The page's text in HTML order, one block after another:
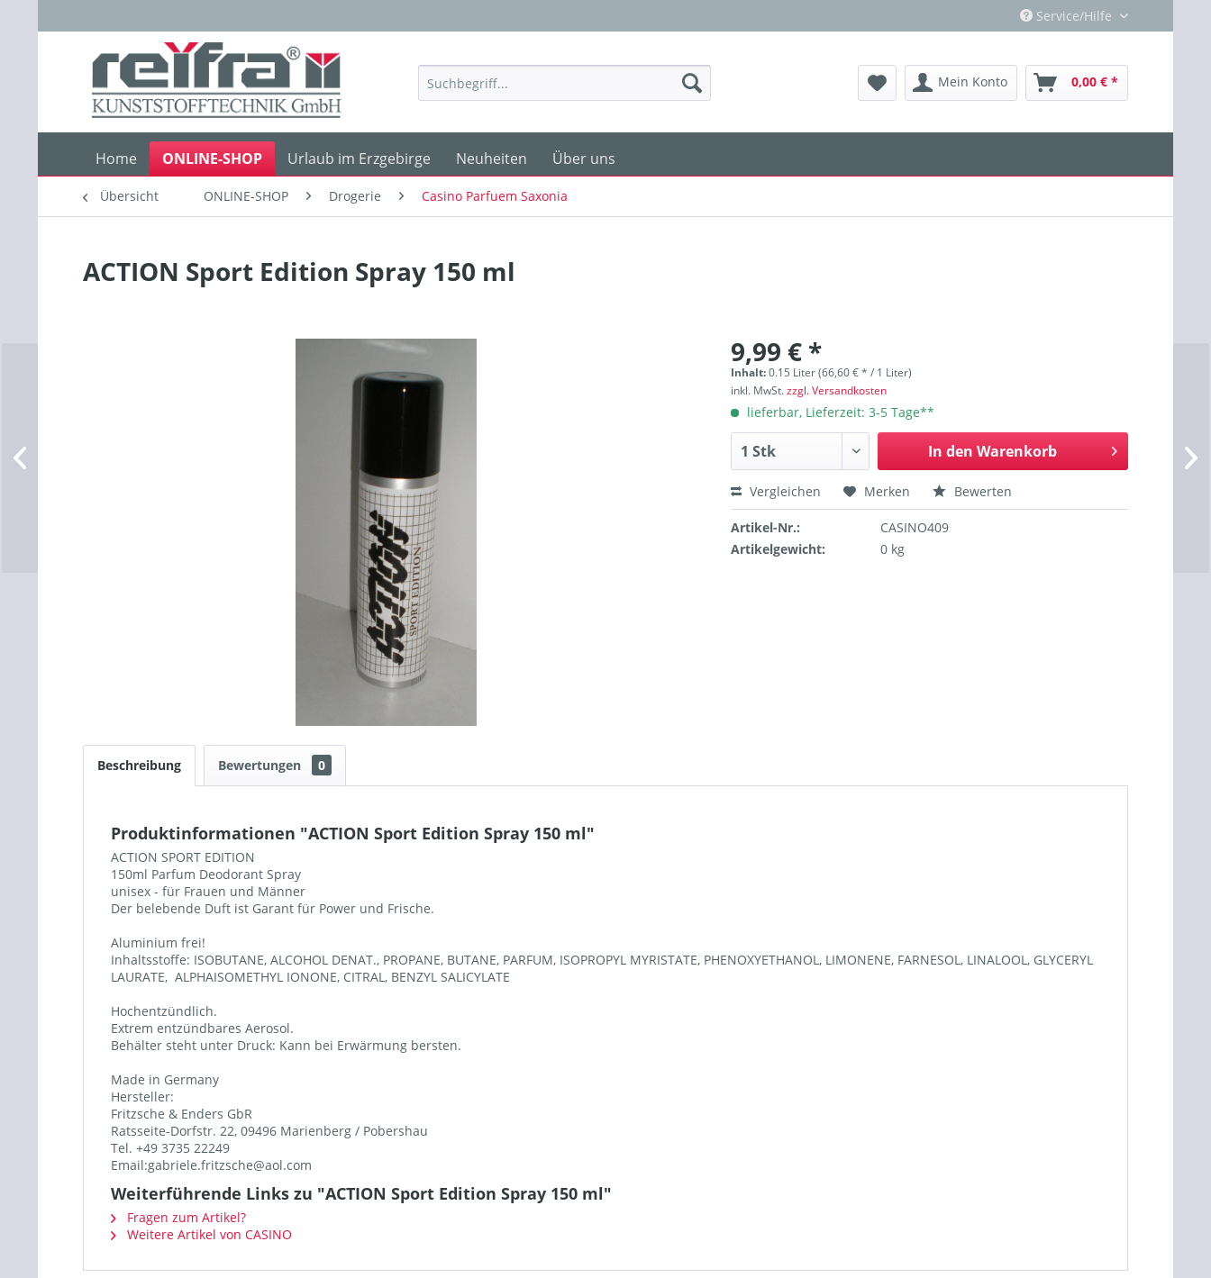
Service/Hilfe
Mein Konto 0,00 € *
Home ONLINE-SHOP Urlaub im Erzgebirge Neuheiten Über uns
Übersicht ONLINE-SHOP Drogerie Casino Parfuem Saxonia
ACTION Sport Edition Spray 150 ml
9,99 € *
Inhalt:0.15 Liter (66,60 € * / 1 Liter)
inkl. MwSt.zzgl. Versandkosten
lieferbar, Lieferzeit: 3-5 Tage**
In den Warenkorb
Vergleichen Merken Bewerten
Artikel-Nr.:
CASINO409
Artikelgewicht:
0 kg
Beschreibung Bewertungen 0
Produktinformationen "ACTION Sport Edition Spray 150 ml"
ACTION SPORT EDITION
150ml Parfum Deodorant Spray
unisex - für Frauen und Männer
Der belebende Duft ist Garant für Power und Frische.
Aluminium frei!
Inhaltsstoffe: ISOBUTANE, ALCOHOL DENAT., PROPANE, BUTANE, PARFUM, ISOPROPYL MYRISTATE, PHENOXYETHANOL, LIMONENE, FARNESOL, LINALOOL, GLYCERYL
LAURATE, ALPHAISOMETHYL IONONE, CITRAL, BENZYL SALICYLATE
Hochentzündlich.
Extrem entzündbares Aerosol.
Behälter steht unter Druck: Kann bei Erwärmung bersten.
Made in Germany
Hersteller:
Fritzsche & Enders GbR
Ratsseite-Dorfstr. 22, 09496 Marienberg / Pobershau
Tel. +49 3735 22249
Email:gabriele.fritzsche@aol.com
Weiterführende Links zu "ACTION Sport Edition Spray 150 ml"
Fragen zum Artikel?
Weitere Artikel von CASINO